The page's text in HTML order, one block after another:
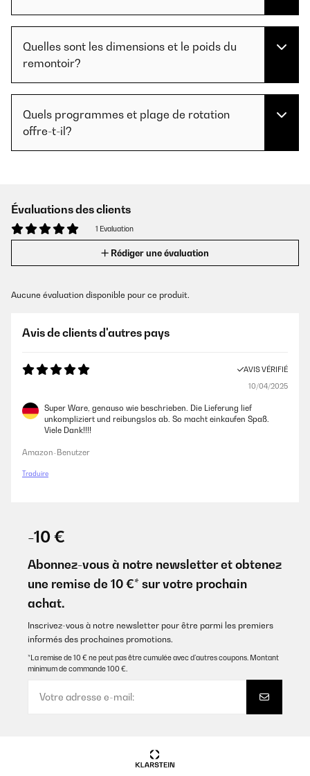
Quelles sont les dimensions et le poids du
remontoir?
Quels programmes et plage de rotation
offre-t-il?
Évaluations des clients
1 Evaluation
Rédiger une évaluation
Aucune évaluation disponible pour ce produit.
Avis de clients d'autres pays
AVIS VÉRIFIÉ
10/04/2025
Super Ware, genauso wie beschrieben. Die Lieferung lief
unkompliziert und reibungslos ab. So macht einkaufen Spaß.
Viele Dank!!!!
Amazon-Benutzer
Traduire
-10 €
Abonnez-vous à notre newsletter et obtenez
une remise de 10 €* sur votre prochain
achat.
Inscrivez-vous à notre newsletter pour être parmi les premiers
informés des prochaines promotions.
*La remise de 10 € ne peut pas être cumulée avec d’autres coupons. Montant
minimum de commande 100 €.